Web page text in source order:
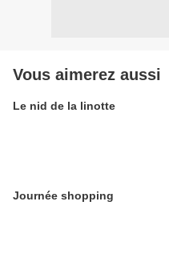
Vous aimerez aussi
Le nid de la linotte
Journée shopping